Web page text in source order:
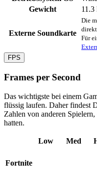
Gewicht
‎11.3
Externe Soundkarte
Die
Für
FPS
Frames per Second
Das wichtigste bei einem
flüssig laufen. Daher findest
Zahlen von anderen
hatten.
Low Med
Fortnite